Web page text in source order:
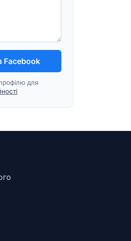
Facebook
для